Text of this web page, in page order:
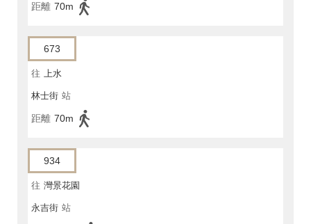
距離 70m
673
往 上水
林士街 站
距離 70m
934
往 灣景花園
永吉街 站